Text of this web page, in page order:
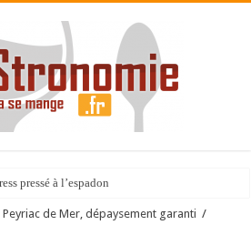
pressé à l’espadon
Peyriac de Mer, dépaysement garanti /